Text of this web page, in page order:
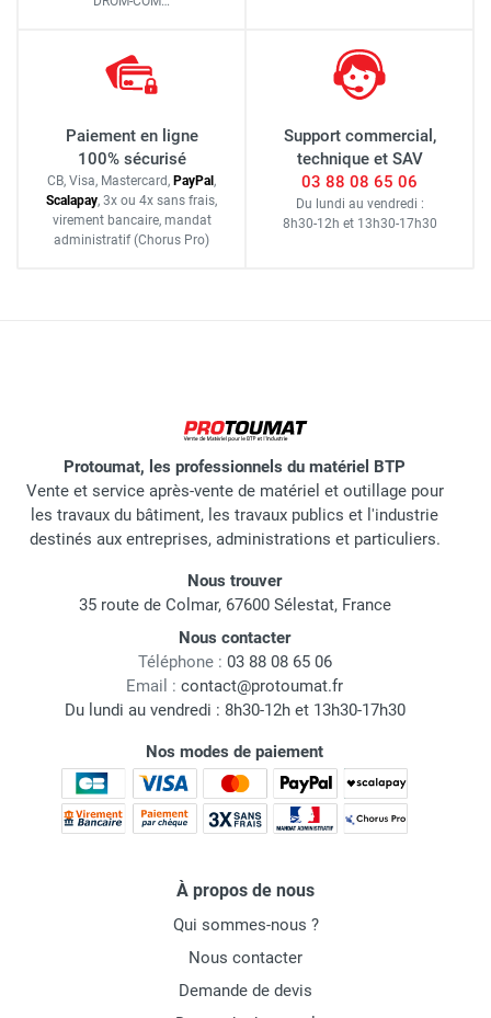
Paiement en ligne
100% sécurisé
CB, Visa, Mastercard, PayPal ,
Scalapay, 3x ou 4x sans frais,
virement bancaire, mandat
administratif (Chorus Pro)
Support commercial,
technique et SAV
03 88 08 65 06
Du lundi au vendredi :
8h30-12h et 13h30-17h30
Protoumat, les professionnels du matériel BTP
Vente et service après-vente de matériel et outillage pour
les travaux du bâtiment, les travaux publics et l'industrie
destinés aux entreprises, administrations et particuliers.
Nous trouver
35 route de Colmar, 67600 Sélestat, France
Nous contacter
Téléphone : 03 88 08 65 06
Email : contact@protoumat.fr
Du lundi au vendredi : 8h30-12h et 13h30-17h30
Nos modes de paiement
À propos de nous
Qui sommes-nous ?
Nous contacter
Demande de devis